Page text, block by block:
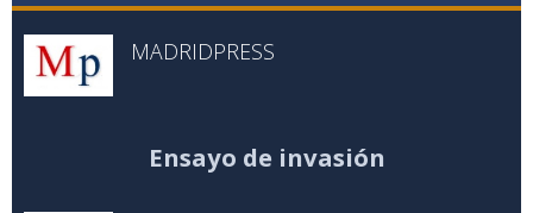
MADRIDPRESS
Ensayo de invasión